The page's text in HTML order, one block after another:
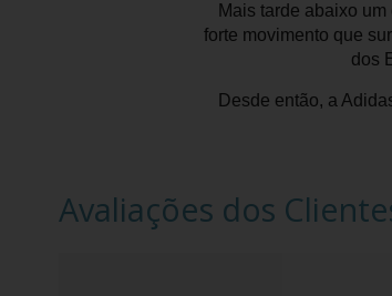
Mais tarde abaixo
forte movimento que
dos
Desde então, a
Avaliações dos